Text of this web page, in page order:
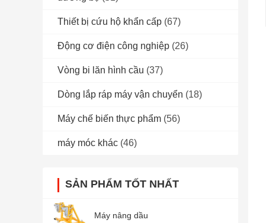
Thiết bị cứu hộ khẩn cấp (67)
Động cơ điện công nghiệp (26)
Vòng bi lăn hình cầu (37)
Dòng lắp ráp máy vận chuyển (18)
Máy chế biến thực phẩm (56)
máy móc khác (46)
SẢN PHẨM TỐT NHẤT
Máy nâng dầu